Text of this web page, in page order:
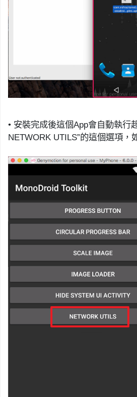
• 安裝完成後這個App會自動執行
NETWORK UTILS”的這個選項，